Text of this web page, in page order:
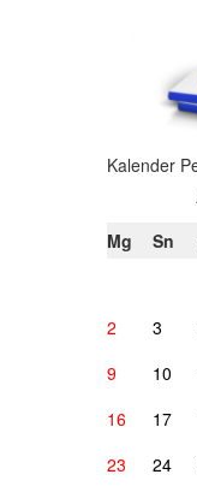
Kalender
Mg Sn
2
3
9
10
16
17
23
24